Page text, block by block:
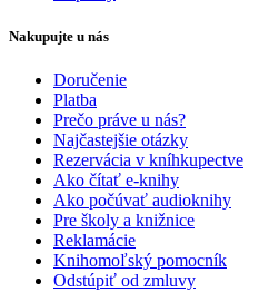
Nakupujte u nás
Doručenie
Platba
Prečo práve u nás?
Najčastejšie otázky
Rezervácia v kníhkupectve
Ako čítať e-knihy
Ako počúvať audioknihy
Pre školy a knižnice
Reklamácie
Knihomoľský pomocník
Odstúpiť od zmluvy